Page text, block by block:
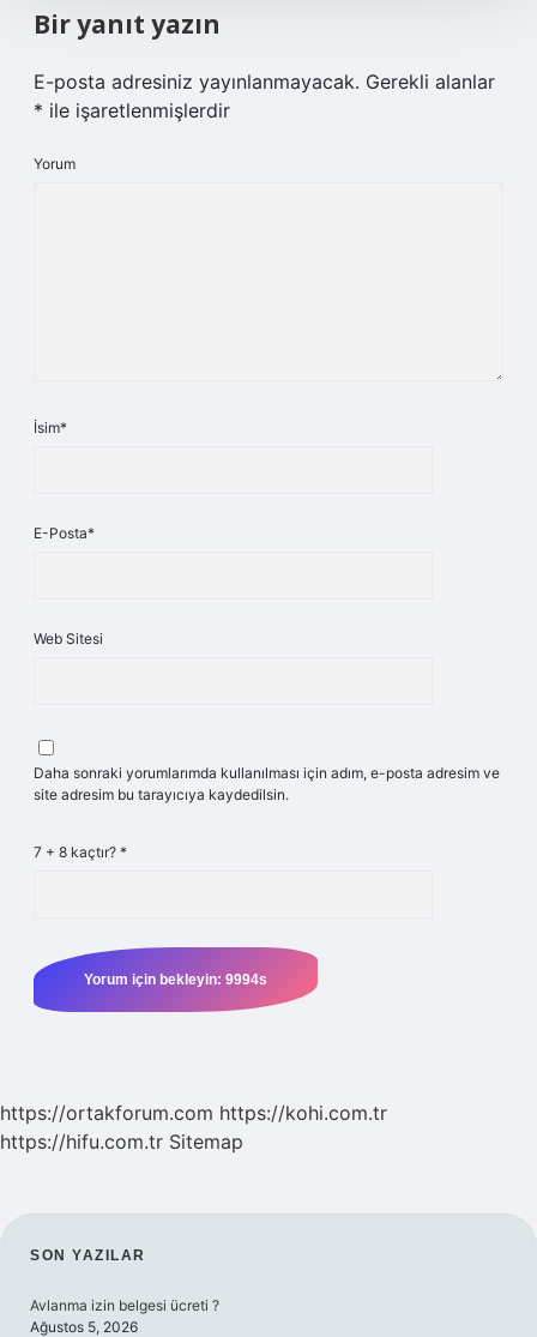
Bir yanıt yazın
E-posta adresiniz yayınlanmayacak. Gerekli alanlar
* ile işaretlenmişlerdir
Yorum
İsim*
E-Posta*
Web Sitesi
Daha sonraki yorumlarımda kullanılması için adım, e-posta adresim ve
site adresim bu tarayıcıya kaydedilsin.
7 + 8 kaçtır? *
https://ortakforum.com https://kohi.com.tr
https://hifu.com.tr Sitemap
SIDEBAR
SON YAZILAR
Avlanma izin belgesi ücreti ?
Ağustos 5, 2026